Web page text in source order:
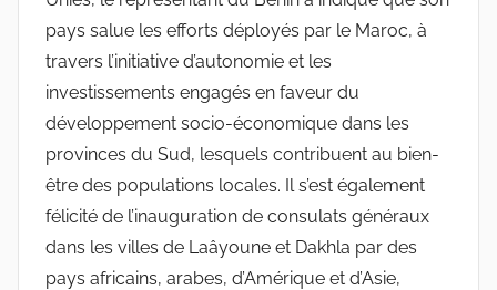
pays salue les efforts déployés par le Maroc, à
travers l’initiative d’autonomie et les
investissements engagés en faveur du
développement socio-économique dans les
provinces du Sud, lesquels contribuent au bien-
être des populations locales. Il s’est également
félicité de l’inauguration de consulats généraux
dans les villes de Laâyoune et Dakhla par des
pays africains, arabes, d’Amérique et d’Asie,